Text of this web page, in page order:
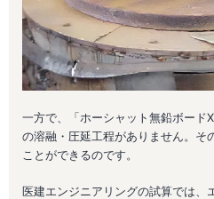
一方で、「ホーシャット無鉛ボード
の溶融・圧延工程がありません。そ
ことができるのです。
医建エンジニアリングの試算では、